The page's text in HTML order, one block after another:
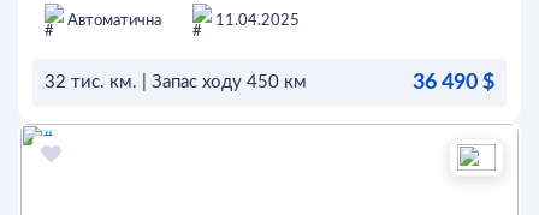
контроль сліпих зон, підігріви всіх сидінь та керма,
вентиляція переднього ряду, музична система
та багато іншого. Перед придбанням автомобіль можна
придбати в кредит або лізинг. Придивись, можливо саме
це - Твоє Авто.
Дзвоніть за більш детальною інформацією:
Автоматична 11.04.2025
32 тис. км. | Запас ходу 450 км 36 490 $
ОСТАВИТЬ ЗАЯВКУ